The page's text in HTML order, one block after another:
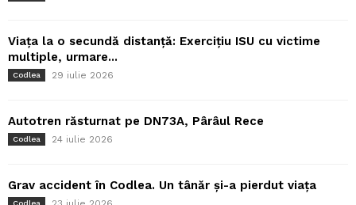
Viața la o secundă distanță: Exercițiu ISU cu victime
multiple, urmare...
Codlea 29 iulie 2026
Autotren răsturnat pe DN73A, Pârâul Rece
Codlea 24 iulie 2026
Grav accident în Codlea. Un tânăr și-a pierdut viața
Codlea